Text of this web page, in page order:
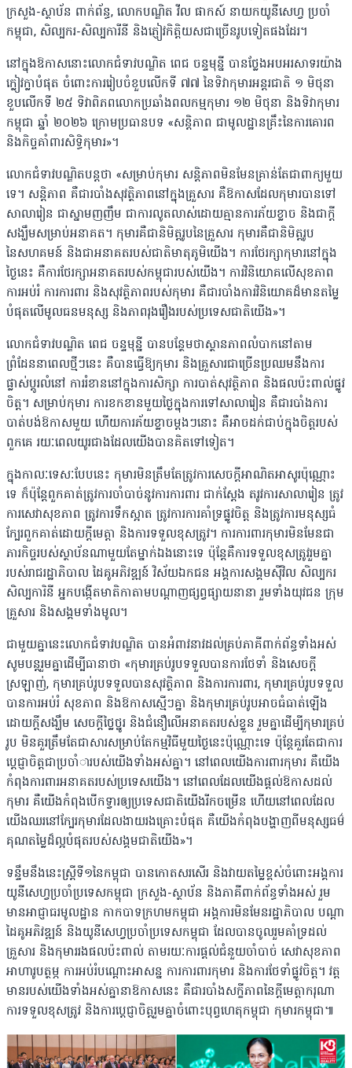
ក្រសួង-ស្ថាប័ន ពាក់ព័ន្ធ, លោកបណ្ឌិត វីល ផាកស៍ នាយកយូនីសេហ្វ ប្រចាំ
កម្ពុជា, សិល្បករ-សិល្បការីនី និងភ្ញៀវកិត្តិយសជាច្រើនរូបទៀតផងដែរ។
នៅក្នុងឱកាសនោះលោកជំទាវបណ្ឌិត ពេជ ចន្ទមុន្នី បានថ្លែងអបអរសាទរយ៉ាង
ក្លៀវក្លាបំផុត ចំពោះការរៀបចំខួបលើកទី ៧៧ នៃទិវាកុមារអន្តរជាតិ ១ មិថុនា
ខួបលើកទី ២៥ ទិវាពិភពលោកប្រឆាំងពលកម្មកុមារ ១២ មិថុនា និងទិវាកុមារ
កម្ពុជា ឆ្នាំ ២០២៦ ក្រោមប្រធានបទ «សន្តិភាព ជាមូលដ្ឋានគ្រឹះនៃការគោរព
និងកិច្ចគាំពារសិទ្ធិកុមារ»។
លោកជំទាវបណ្ឌិតបន្តថា «សម្រាប់កុមារ សន្តិភាពមិនមែនគ្រាន់តែជាពាក្យមួយ
ទេ។ សន្តិភាព គឺជារបាំងសុវត្ថិភាពនៅក្នុងគ្រួសារ គឺឱកាសដែលកុមារបានទៅ
សាលារៀន ជាស្នាមញញឹម ជាការលូតលាស់ដោយគ្មានការភ័យខ្លាច និងជាក្ដី
សង្ឃឹមសម្រាប់អនាគត។ កុមារគឺជានិមិត្តរូបនៃគ្រួសារ កុមារគឺជានិមិត្តរូប
នៃសហគមន៍ និងជាអនាគតរបស់ជាតិមាតុភូមិយើង។ ការថែរក្សាកុមារនៅក្នុង
ថ្ងៃនេះ គឺការថែរក្សាអនាគតរបស់កម្ពុជារបស់យើង។ ការវិនិយោគលើសុខភាព
ការអប់រំ ការការពារ និងសុវត្ថិភាពរបស់កុមារ គឺជារបាំងការវិនិយោគដ៏មានតម្លៃ
បំផុតលើមូលធនមនុស្ស និងភាពរុងរឿងរបស់ប្រទេសជាតិយើង»។
លោកជំទាវបណ្ឌិត ពេជ ចន្ទមុន្នី បានបន្ថែមថាស្ថានភាពលំបាកនៅតាម
ព្រំដែននាពេលថ្មីៗនេះ គឺបានធ្វើឱ្យកុមារ និងគ្រួសារជាច្រើនប្រឈមនឹងការ
ផ្លាស់ប្តូរលំនៅ ការរំខាននៅក្នុងការសិក្សា ការបាត់សុវត្ថិភាព និងផលប៉ះពាល់ផ្លូវ
ចិត្ត។ សម្រាប់កុមារ ការខកខានមួយថ្ងៃក្នុងការទៅសាលារៀន គឺជារបាំងការ
បាត់បង់ឱកាសមួយ ហើយការភ័យខ្លាចម្ដងៗនោះ គឺអាចដក់ជាប់ក្នុងចិត្តរបស់
ពួកគេ រយៈពេលយូរជាងដែលយើងបានគិតទៅទៀត។
ក្នុងកាលៈទេសៈបែបនេះ កុមារមិនត្រឹមតែត្រូវការសេចក្ដីអាណិតអាសូរប៉ុណ្ណោះ
ទេ ក៏ប៉ុន្តែពួកគាត់ត្រូវការចាំបាច់នូវការការពារ ជាក់ស្ដែង តរូវការសាលារៀន ត្រូវ
ការសេវាសុខភាព ត្រូវការទឹកស្អាត ត្រូវការការគាំទ្រផ្លូវចិត្ត និងត្រូវការមនុស្សធំ
ក្បែរពួកគាត់ដោយក្ដីមេត្តា និងការទទួលខុសត្រូវ។ ការការពារកុមារមិនមែនជា
ភារកិច្ចរបស់ស្ថាប័នណាមួយតែម្នាក់ឯងនោះទេ ប៉ុន្តែគឺការទទួលខុសត្រូវរួមគ្នា
របស់រាជរដ្ឋាភិបាល ដៃគូអភិវឌ្ឍន៍ វិស័យឯកជន អង្គការសង្គមស៊ីវិល សិល្បករ
សិល្បការិនី អ្នកបង្កើតមាតិកាតាមបណ្ដាញផ្សព្វផ្សាយនានា រួមទាំងយុវជន ក្រុម
គ្រួសារ និងសង្គមទាំងមូល។
ជាមួយគ្នានេះលោកជំទាវបណ្ឌិត បានអំពាវនាវដល់គ្រប់ភាគីពាក់ព័ន្ធទាំងអស់
សូមបន្តរួមគ្នាដើម្បីធានាថា «កុមារគ្រប់រូបទទួលបានការថែទាំ និងសេចក្ដី
ស្រឡាញ់, កុមារគ្រប់រូបទទួលបានសុវត្ថិភាព និងការការពារ, កុមារគ្រប់រូបទទួល
បានការអប់រំ សុខភាព និងឱកាសស្មើៗគ្នា និងកុមារគ្រប់រូបអាចធំធាត់ឡើង
ដោយក្ដីសង្ឃឹម សេចក្ដីថ្លៃថ្នូរ និងជំនឿលើអនាគតរបស់ខ្លួន រួមគ្នាដើម្បីកុមារគ្រប់
រូប មិនគួរត្រឹមតែជាសារសម្រាប់តែកម្មវិធីមួយថ្ងៃនេះប៉ុណ្ណោះទេ ប៉ុន្តែគួរតែជាការ
ប្ដេជ្ញាចិត្តជាប្រចាំារបស់យើងទាំងអស់គ្នា។ នៅពេលយើងការពារកុមារ គឺយើង
កំពុងការពារអនាគតរបស់ប្រទេសយើង។ នៅពេលដែលយើងផ្ដល់ឱកាសដល់
កុមារ គឺយើងកំពុងបើកទ្វារឲ្យប្រទេសជាតិយើងរីកចម្រើន ហើយនៅពេលដែល
យើងឈរនៅក្បែរកុមារដែលងាយរងគ្រោះបំផុត គឺយើងកំពុងបង្ហាញពីមនុស្សធម៌
គុណតម្លៃដ៏ល្អបំផុតរបស់សង្គមជាតិយើង»។
ទន្ទឹមនឹងនេះស្ត្រីទី១នៃកម្ពុជា បានកោតសរសើរ និងវាយតម្លៃខ្ពស់ចំពោះអង្គការ
យូនីសេហ្វប្រចាំប្រទេសកម្ពុជា ក្រសួង-ស្ថាប័ន និងភាគីពាក់ព័ន្ធទាំងអស់ រួម
មានអាជ្ញាធរមូលដ្ឋាន កាកបាទក្រហមកម្ពុជា អង្គការមិនមែនរដ្ឋាភិបាល បណ្ដា
ដៃគូអភិវឌ្ឍន៍ និងយូនីសេហ្វប្រចាំប្រទេសកម្ពុជា ដែលបានចូលរួមគាំទ្រដល់
គ្រួសារ និងកុមាររងផលប៉ះពាល់ តាមរយៈការផ្ដល់ជំនួយចាំបាច់ សេវាសុខភាព
អាហារូបត្ថម្ភ ការអប់រំបណ្ដោះអាសន្ន ការការពារកុមារ និងការថែទាំផ្លូវចិត្ត។ វត្ត
មានរបស់យើងទាំងអស់គ្នានាឱកាសនេះ គឺជារបាំងសក្ខីភាពនៃក្ដីមេត្តាករុណា
ការទទួលខុសត្រូវ និងការប្ដេជ្ញាចិត្តរួមគ្នាចំពោះបុព្វហេតុកម្ពុជា កុមារកម្ពុជា៕